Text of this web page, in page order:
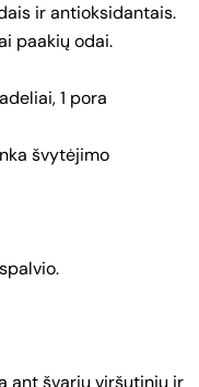
ir antioksidantais.
paakių odai.
1 pora
švytėjimo